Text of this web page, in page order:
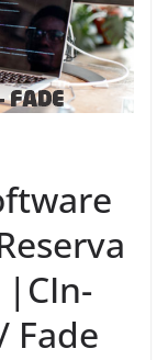
|CIn-
Fade